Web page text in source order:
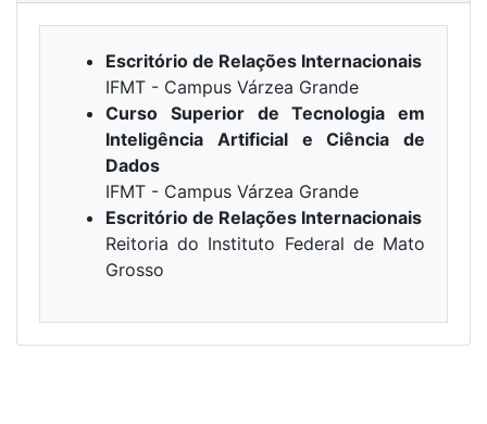
Escritório de Relações Internacionais
IFMT - Campus Várzea Grande
Curso Superior de Tecnologia em
Inteligência Artificial e Ciência de
Dados
IFMT - Campus Várzea Grande
Escritório de Relações Internacionais
Reitoria do Instituto Federal de Mato
Grosso